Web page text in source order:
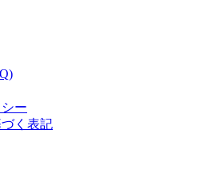
ー
く表記